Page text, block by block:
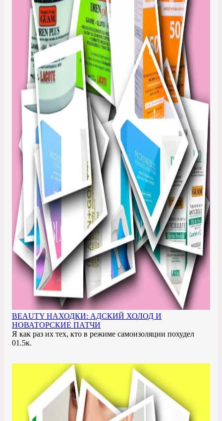
BEAUTY НАХОДКИ: АДСКИЙ ХОЛОД И
НОВАТОРСКИЕ ПАТЧИ
Я как раз их тех, кто в режиме самоизоляции похудел
01.5к.